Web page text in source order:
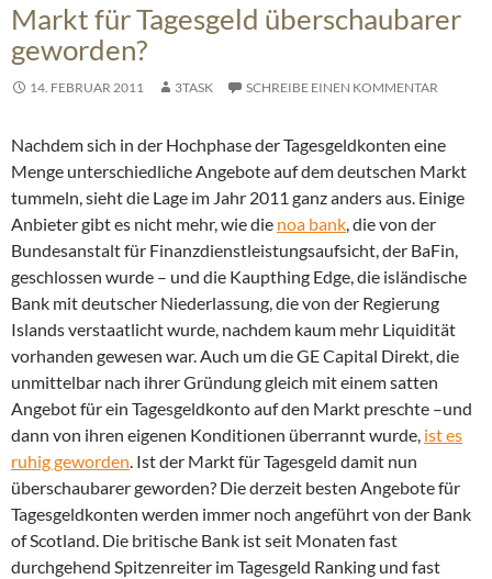
Markt für Tagesgeld überschaubarer
geworden?
14. FEBRUAR 2011 3TASK SCHREIBE EINEN KOMMENTAR
Nachdem sich in der Hochphase der Tagesgeldkonten eine
Menge unterschiedliche Angebote auf dem deutschen Markt
tummeln, sieht die Lage im Jahr 2011 ganz anders aus. Einige
Anbieter gibt es nicht mehr, wie die noa bank, die von der
Bundesanstalt für Finanzdienstleistungsaufsicht, der BaFin,
geschlossen wurde – und die Kaupthing Edge, die isländische
Bank mit deutscher Niederlassung, die von der Regierung
Islands verstaatlicht wurde, nachdem kaum mehr Liquidität
vorhanden gewesen war. Auch um die GE Capital Direkt, die
unmittelbar nach ihrer Gründung gleich mit einem satten
Angebot für ein Tagesgeldkonto auf den Markt preschte –und
dann von ihren eigenen Konditionen überrannt wurde, ist es
ruhig geworden. Ist der Markt für Tagesgeld damit nun
überschaubarer geworden? Die derzeit besten Angebote für
Tagesgeldkonten werden immer noch angeführt von der Bank
of Scotland. Die britische Bank ist seit Monaten fast
durchgehend Spitzenreiter im Tagesgeld Ranking und fast